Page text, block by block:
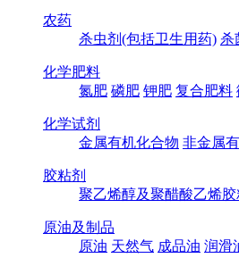
农药
杀虫剂(包括卫生用药) 杀
化学肥料
氮肥 磷肥 钾肥 复合肥料
化学试剂
金属有机化合物 非金属
胶粘剂
聚乙烯醇及聚醋酸乙烯胶
原油及制品
原油 天然气 成品油 润滑